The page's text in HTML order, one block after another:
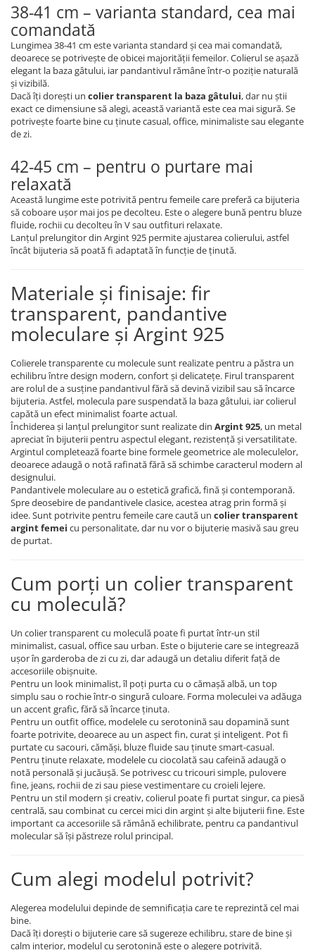
38-41 cm – varianta standard, cea mai
comandată
Lungimea 38-41 cm este varianta standard și cea mai comandată,
deoarece se potrivește de obicei majorității femeilor. Colierul se așază
elegant la baza gâtului, iar pandantivul rămâne într-o poziție naturală
și vizibilă.
Dacă îți dorești un colier transparent la baza gâtului, dar nu știi
exact ce dimensiune să alegi, această variantă este cea mai sigură. Se
potrivește foarte bine cu ținute casual, office, minimaliste sau elegante
de zi.
42-45 cm – pentru o purtare mai
relaxată
Această lungime este potrivită pentru femeile care preferă ca bijuteria
să coboare ușor mai jos pe decolteu. Este o alegere bună pentru bluze
fluide, rochii cu decolteu în V sau outfituri relaxate.
Lanțul prelungitor din Argint 925 permite ajustarea colierului, astfel
încât bijuteria să poată fi adaptată în funcție de ținută.
Materiale și finisaje: fir
transparent, pandantive
moleculare și Argint 925
Colierele transparente cu molecule sunt realizate pentru a păstra un
echilibru între design modern, confort și delicatețe. Firul transparent
are rolul de a susține pandantivul fără să devină vizibil sau să încarce
bijuteria. Astfel, molecula pare suspendată la baza gâtului, iar colierul
capătă un efect minimalist foarte actual.
Închiderea și lanțul prelungitor sunt realizate din Argint 925, un metal
apreciat în bijuterii pentru aspectul elegant, rezistență și versatilitate.
Argintul completează foarte bine formele geometrice ale moleculelor,
deoarece adaugă o notă rafinată fără să schimbe caracterul modern al
designului.
Pandantivele moleculare au o estetică grafică, fină și contemporană.
Spre deosebire de pandantivele clasice, acestea atrag prin formă și
idee. Sunt potrivite pentru femeile care caută un colier transparent
argint femei cu personalitate, dar nu vor o bijuterie masivă sau greu
de purtat.
Cum porți un colier transparent
cu moleculă?
Un colier transparent cu moleculă poate fi purtat într-un stil
minimalist, casual, office sau urban. Este o bijuterie care se integrează
ușor în garderoba de zi cu zi, dar adaugă un detaliu diferit față de
accesoriile obișnuite.
Pentru un look minimalist, îl poți purta cu o cămașă albă, un top
simplu sau o rochie într-o singură culoare. Forma moleculei va adăuga
un accent grafic, fără să încarce ținuta.
Pentru un outfit office, modelele cu serotonină sau dopamină sunt
foarte potrivite, deoarece au un aspect fin, curat și inteligent. Pot fi
purtate cu sacouri, cămăși, bluze fluide sau ținute smart-casual.
Pentru ținute relaxate, modelele cu ciocolată sau cafeină adaugă o
notă personală și jucăușă. Se potrivesc cu tricouri simple, pulovere
fine, jeans, rochii de zi sau piese vestimentare cu croieli lejere.
Pentru un stil modern și creativ, colierul poate fi purtat singur, ca piesă
centrală, sau combinat cu cercei mici din argint și alte bijuterii fine. Este
important ca accesoriile să rămână echilibrate, pentru ca pandantivul
molecular să își păstreze rolul principal.
Cum alegi modelul potrivit?
Alegerea modelului depinde de semnificația care te reprezintă cel mai
bine.
Dacă îți dorești o bijuterie care să sugereze echilibru, stare de bine și
calm interior, modelul cu serotonină este o alegere potrivită.